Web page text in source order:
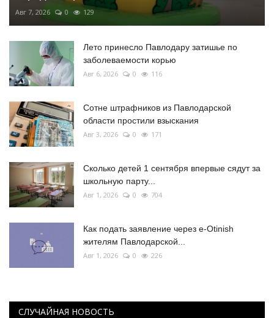
Авг 7, 2026 0 129
Лето принесло Павлодару затишье по
заболеваемости корью
Авг 6, 2026 0 116
Сотне штрафников из Павлодарской
области простили взыскания
Авг 3, 2026 0 171
Сколько детей 1 сентября впервые сядут за
школьную парту...
Авг 1, 2026 0 704
Как подать заявление через e-Otinish
жителям Павлодарской...
Авг 1, 2026 0 226
СЛУЧАЙНАЯ НОВОСТЬ